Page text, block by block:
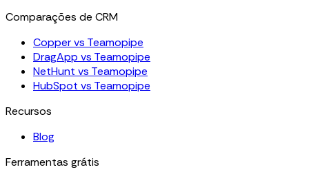
Comparações de CRM
Copper vs Teamopipe
DragApp vs Teamopipe
NetHunt vs Teamopipe
HubSpot vs Teamopipe
Recursos
Blog
Ferramentas grátis